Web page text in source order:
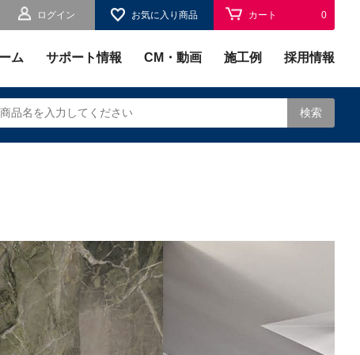
ログイン お気に入り商品 カート 0
ム サポート情報 CM・動画 施工例 採用情報
検索